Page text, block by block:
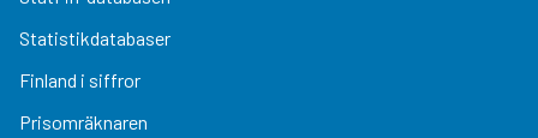
Statistikdatabaser
Finland i siffror
Prisomräknaren